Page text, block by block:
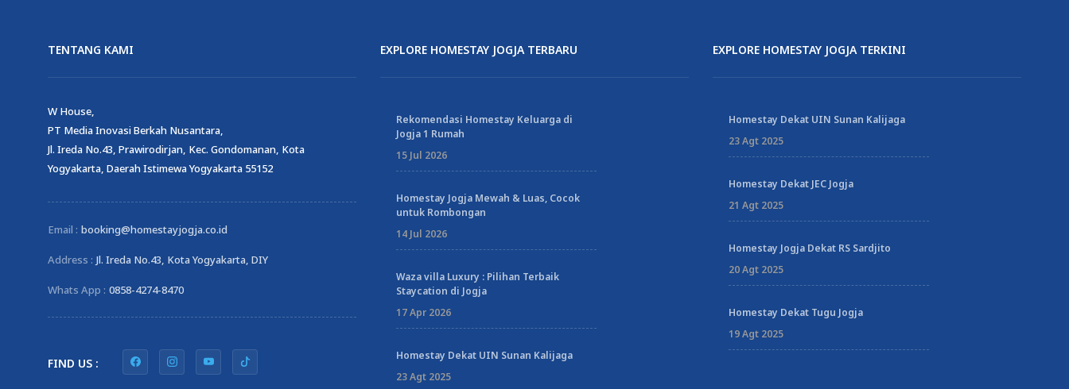
TENTANG KAMI
W House,
PT Media Inovasi Berkah Nusantara,
Jl. Ireda No.43, Prawirodirjan, Kec. Gondomanan, Kota
Yogyakarta, Daerah Istimewa Yogyakarta 55152
Email : booking@homestayjogja.co.id
Address : Jl. Ireda No.43, Kota Yogyakarta, DIY
Whats App : 0858-4274-8470
FIND US :
EXPLORE HOMESTAY JOGJA TERBARU
Rekomendasi Homestay Keluarga di
Jogja 1 Rumah
15 Jul 2026
Homestay Jogja Mewah & Luas, Cocok
untuk Rombongan
14 Jul 2026
Waza villa Luxury : Pilihan Terbaik
Staycation di Jogja
17 Apr 2026
Homestay Dekat UIN Sunan Kalijaga
23 Agt 2025
EXPLORE HOMESTAY JOGJA TERKINI
Homestay Dekat UIN Sunan Kalijaga
23 Agt 2025
Homestay Dekat JEC Jogja
21 Agt 2025
Homestay Jogja Dekat RS Sardjito
20 Agt 2025
Homestay Dekat Tugu Jogja
19 Agt 2025